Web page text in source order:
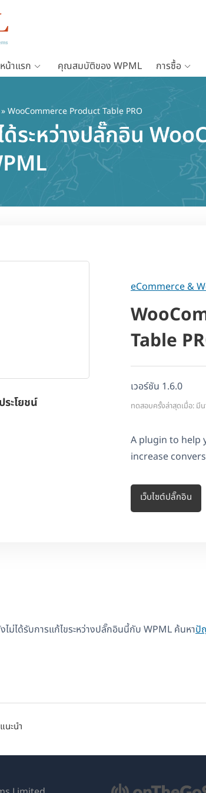
หน้าแรก คุณสมบัติของ WPML การซื้อ
» WooCommerce Product Table PRO
ด้ระหว่างปลั๊กอิน
ะโยชน์
eCommerce &
Table
เวอร์ชัน 1.6.0
ทดสอบครั้งล่าสุดเมื่อ: มี
A plugin to help
increase
เว็บไซต์ปลั๊กอิน
ม่ได้รับการแก้ไขระหว่างปลั๊กอินนี้กับ WPML ค้นหาปั
นะนำ